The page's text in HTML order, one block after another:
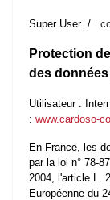
Super User
Protection
des
Utilisateur :
: www.cardoso-
En France, les
par la loi n° 78-
2004, l'article L.
Européenne du